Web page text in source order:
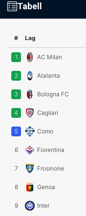
Tabell
# Lag
1 AC Milan
2 Atalanta
3 Bologna FC
4 Cagliari
5 Como
6 Fiorentina
7 Frosinone
8 Genoa
9 Inter